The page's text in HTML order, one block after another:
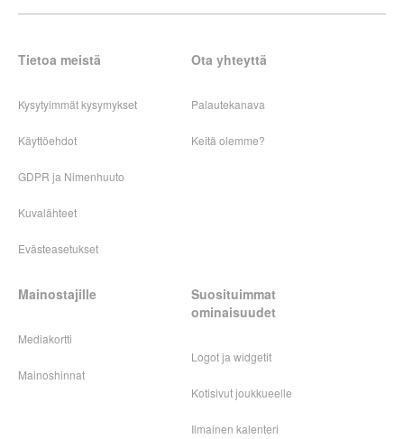
Tietoa meistä
Kysytyimmät kysymykset
Käyttöehdot
GDPR ja Nimenhuuto
Kuvalähteet
Evästeasetukset
Ota yhteyttä
Palautekanava
Keitä olemme?
Mainostajille
Mediakortti
Mainoshinnat
Suosituimmat
ominaisuudet
Logot ja widgetit
Kotisivut joukkueelle
Ilmainen kalenteri